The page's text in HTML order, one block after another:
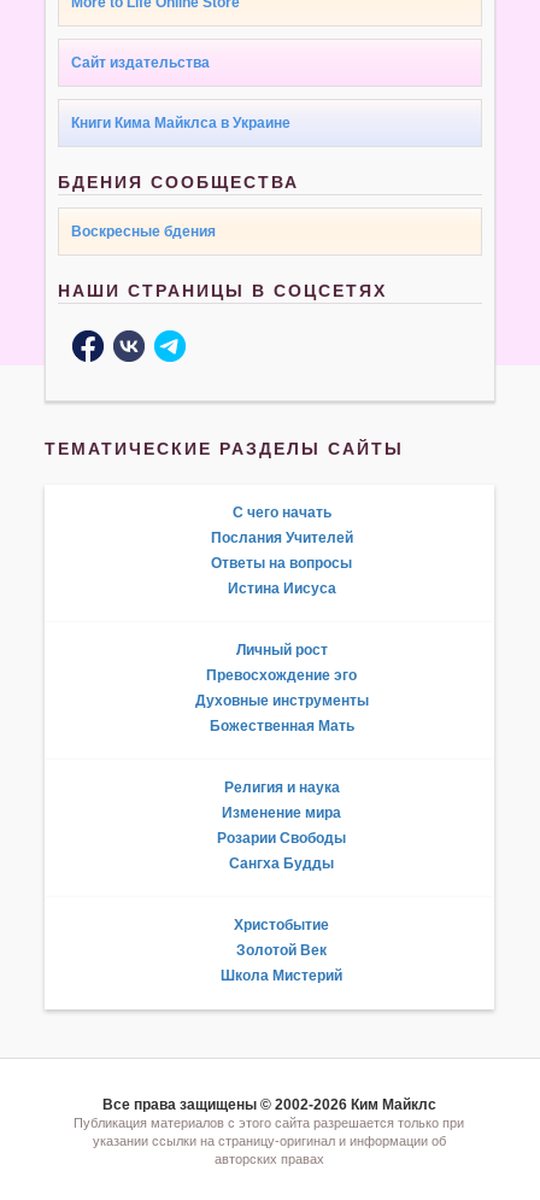
Сайт издательства
Книги Кима Майклса в Украине
БДЕНИЯ СООБЩЕСТВА
Воскресные бдения
НАШИ СТРАНИЦЫ В СОЦСЕТЯХ
ТЕМАТИЧЕСКИЕ РАЗДЕЛЫ САЙТЫ
С чего начать
Послания Учителей
Ответы на вопросы
Истина Иисуса
Личный рост
Превосхождение эго
Духовные инструменты
Божественная Мать
Религия и наука
Изменение мира
Розарии Свободы
Сангха Будды
Христобытие
Золотой Век
Школа Мистерий
Все права защищены © 2002-2026 Ким Майклс
Публикация материалов с этого сайта разрешается только при
указании ссылки на страницу-оригинал и информации об
авторских правах